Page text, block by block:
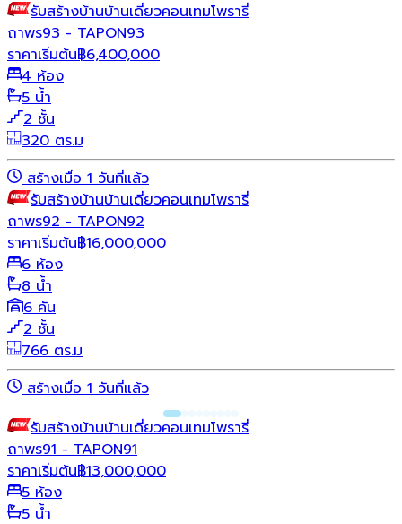
รับสร้างบ้านบ้านเดี่ยวคอนเทมโพรารี่
ถาพร93 - TAPON93
ราคาเริ่มต้น฿6,400,000
4 ห้อง
5 น้ำ
2 ชั้น
320 ตร.ม
สร้างเมื่อ 1 วันที่แล้ว
รับสร้างบ้านบ้านเดี่ยวคอนเทมโพรารี่
ถาพร92 - TAPON92
ราคาเริ่มต้น฿16,000,000
6 ห้อง
8 น้ำ
6 คัน
2 ชั้น
766 ตร.ม
สร้างเมื่อ 1 วันที่แล้ว
รับสร้างบ้านบ้านเดี่ยวคอนเทมโพรารี่
ถาพร91 - TAPON91
ราคาเริ่มต้น฿13,000,000
5 ห้อง
5 น้ำ